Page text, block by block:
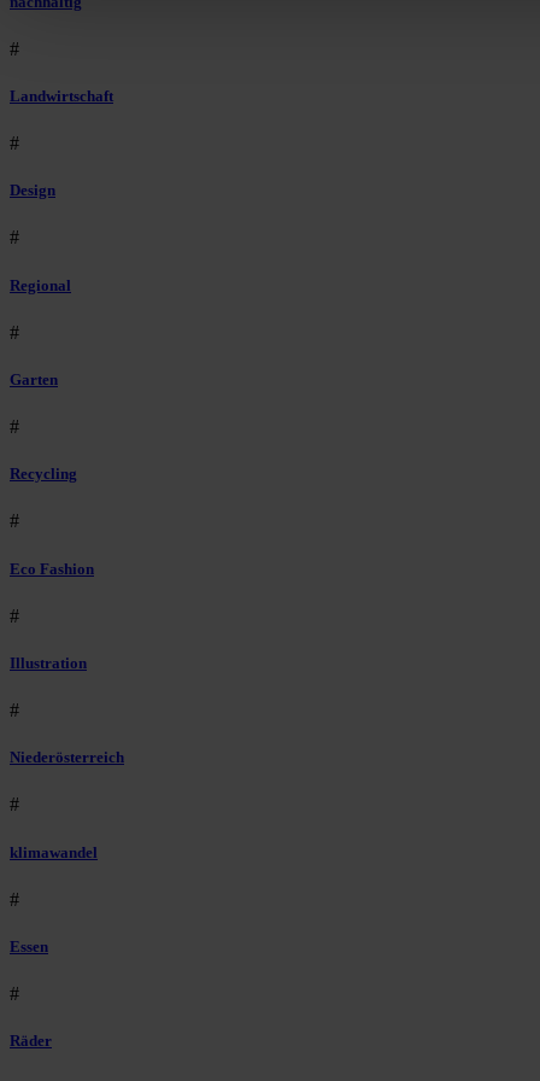
#
Landwirtschaft
#
Design
#
Regional
#
Garten
#
Recycling
#
Eco Fashion
#
Illustration
#
Niederösterreich
#
klimawandel
#
Essen
#
Räder